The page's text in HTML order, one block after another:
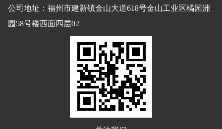
公司地址：福州市建新镇金山大道618号金山工业区橘园洲
园58号楼西面四层02